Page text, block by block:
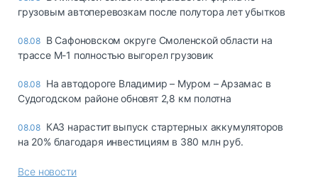
грузовым автоперевозкам после полутора лет убытков
08.08 В Сафоновском округе Смоленской области на
трассе М-1 полностью выгорел грузовик
08.08 На автодороге Владимир – Муром – Арзамас в
Судогодском районе обновят 2,8 км полотна
08.08 КАЗ нарастит выпуск стартерных аккумуляторов
на 20% благодаря инвестициям в 380 млн руб.
Все новости